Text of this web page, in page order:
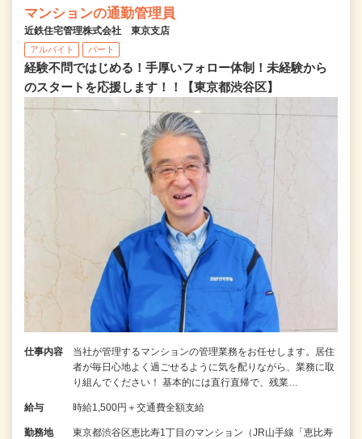
マンションの通勤管理員
近鉄住宅管理株式会社 東京支店
アルバイト パート
経験不問ではじめる！手厚いフォロー体制！未経験から
のスタートを応援します！！【東京都渋谷区】
仕事内容
当社が管理するマンションの管理業務をお任せします。居住
者が毎日心地よく過ごせるように気を配りながら、業務に取
り組んでください！ 基本的には直行直帰で、残業…
給与 時給1,500円＋交通費全額支給
勤務地
東京都渋谷区恵比寿1丁目のマンション（JR山手線「恵比寿